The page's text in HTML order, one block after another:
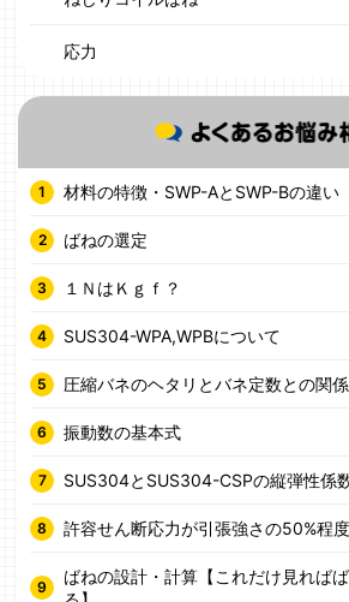
応力
材料の特徴・SWP-AとSWP-Bの違い
ばねの選定
１ＮはＫｇｆ？
SUS304-WPA,WPBについて
圧縮バネのヘタリとバネ定数との関
振動数の基本式
SUS304とSUS304-CSPの縦弾性係
許容せん断応力が引張強さの50%程
ばねの設計・計算【これだけ見れば